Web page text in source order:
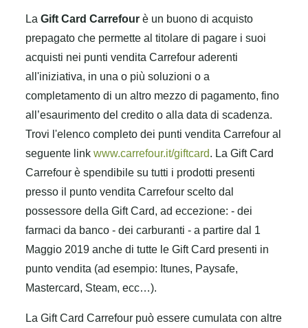
LaGift Card Carrefour è un buono di acquisto
prepagato che permette al titolare di pagare i suoi
acquisti nei punti vendita Carrefour aderenti
all'iniziativa, in una o più soluzioni o a
completamento di un altro mezzo di pagamento, fino
all’esaurimento del credito o alla data di scadenza.
Trovi l'elenco completo dei punti vendita Carrefour al
seguente linkwww.carrefour.it/giftcard. La Gift Card
Carrefour è spendibile su tutti i prodotti presenti
presso il punto vendita Carrefour scelto dal
possessore della Gift Card, ad eccezione: - dei
farmaci da banco - dei carburanti - a partire dal 1
Maggio 2019 anche di tutte le Gift Card presenti in
punto vendita (ad esempio: Itunes, Paysafe,
Mastercard, Steam, ecc…).
La Gift Card Carrefour può essere cumulata con altre